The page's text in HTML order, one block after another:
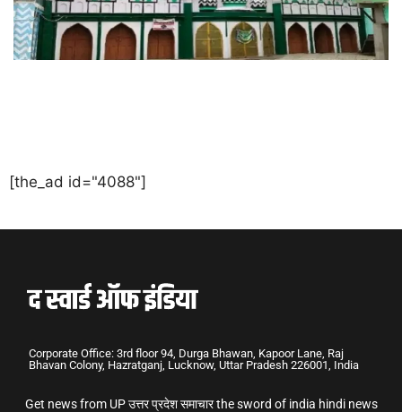
[the_ad id="4088"]
Corporate Office: 3rd floor 94, Durga Bhawan, Kapoor Lane, Raj
Bhavan Colony, Hazratganj, Lucknow, Uttar Pradesh 226001, India
Get news from UP उत्तर प्रदेश समाचार the sword of india hindi news